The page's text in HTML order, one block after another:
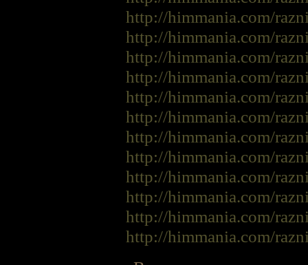
http://himmania.com/
http://himmania.com/
http://himmania.com/
http://himmania.com/
http://himmania.com/
http://himmania.com/
http://himmania.com/
http://himmania.com/
http://himmania.com/
http://himmania.com/
http://himmania.com/
http://himmania.com/